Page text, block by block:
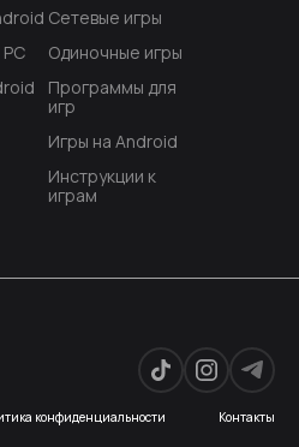
Сетевые игры
Одиночные игры
Программы для
игр
Игры на Android
Инструкции к
играм
конфиденциальности Контакты